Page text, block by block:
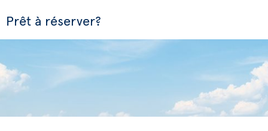
Prêt à réserver?